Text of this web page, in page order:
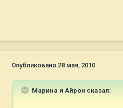
Опубликовано 28 мая, 2010
Марина и Айрон сказал: